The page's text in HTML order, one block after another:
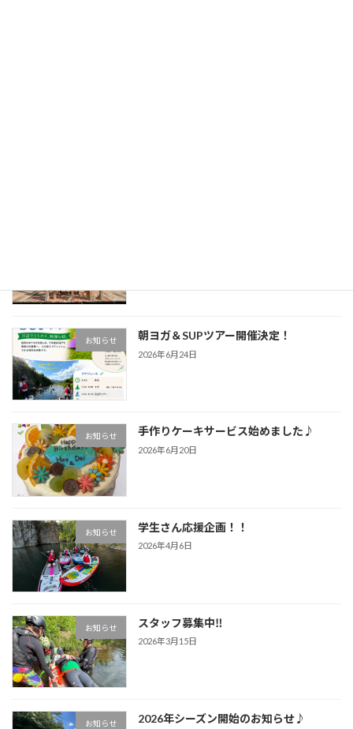
お知らせ 朝ヨガ＆SUPツアー開催決定！
2026年6月24日
お知らせ 手作りケーキサービス始めました♪
2026年6月20日
お知らせ 学生さん応援企画！！
2026年4月6日
お知らせ スタッフ募集中‼
2026年3月15日
お知らせ 2026年シーズン開始のお知らせ♪